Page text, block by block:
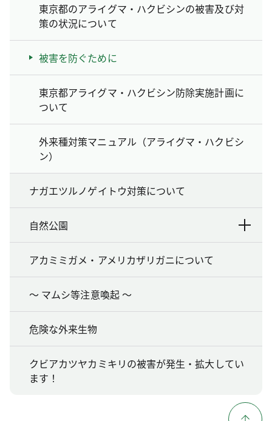
東京都のアライグマ・ハクビシンの被害及び対
策の状況について
被害を防ぐために
東京都アライグマ・ハクビシン防除実施計画に
ついて
外来種対策マニュアル（アライグマ・ハクビシ
ン）
ナガエツルノゲイトウ対策について
自然公園
アカミミガメ・アメリカザリガニについて
～ マムシ等注意喚起 ～
危険な外来生物
クビアカツヤカミキリの被害が発生・拡大してい
ます！